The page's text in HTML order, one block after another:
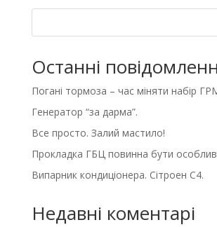
Останні
Погані тормоза – час міняти набір
Генератор “за дарма”.
Все просто. Залий мастило!
Прокладка ГБЦ повинна бути
Випарник кондиціонера. Сітроен С4.
Недавні коментарі